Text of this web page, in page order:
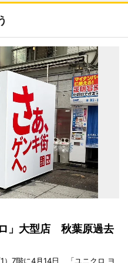
」大型店 秋葉原過去
）7階に4月14日、「ユニクロ ヨ